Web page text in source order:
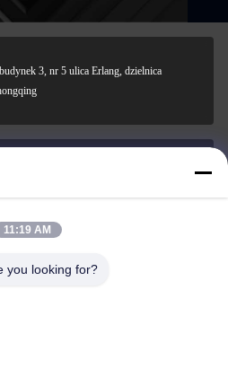
3, nr 5 ulica Erlang, dzielnica
11:19 AM
you looking for?